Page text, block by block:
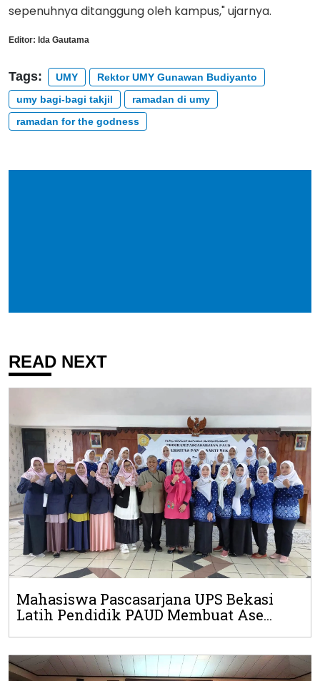
sepenuhnya ditanggung oleh kampus," ujarnya.
Editor: Ida Gautama
Tags: UMY
Rektor UMY Gunawan Budiyanto
umy bagi-bagi takjil
ramadan di umy
ramadan for the godness
READ NEXT
Mahasiswa Pascasarjana UPS Bekasi
Latih Pendidik PAUD Membuat Ase...